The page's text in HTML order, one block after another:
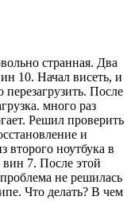
странная. Два
10. Начал висеть, и
перезагрузить. После
много раз
Решил проверить
и
второго ноутбука в
7. После этой
не решилась
Что делать? В чем